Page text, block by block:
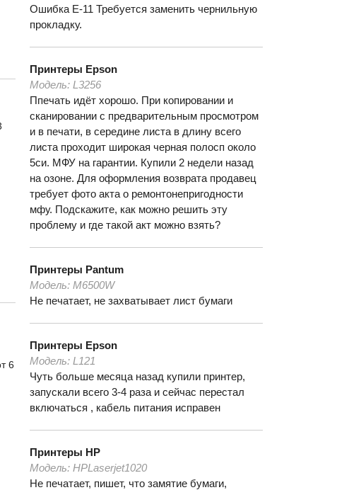
6
Ошибка E-11 Требуется заменить чернильную
прокладку.
Принтеры Epson
Модель: L3256
Ппечать идёт хорошо. При копировании и
сканировании с предварительным просмотром
и в печати, в середине листа в длину всего
листа проходит широкая черная полосп около
5си. МФУ на гарантии. Купили 2 недели назад
на озоне. Для оформления возврата продавец
требует фото акта о ремонтонепригодности
мфу. Подскажите, как можно решить эту
проблему и где такой акт можно взять?
Принтеры Pantum
Модель: M6500W
Не печатает, не захватывает лист бумаги
Принтеры Epson
Модель: L121
Чуть больше месяца назад купили принтер,
запускали всего 3-4 раза и сейчас перестал
включаться , кабель питания исправен
Принтеры HP
Модель: HPLaserjet1020
Не печатает, пишет, что замятие бумаги,